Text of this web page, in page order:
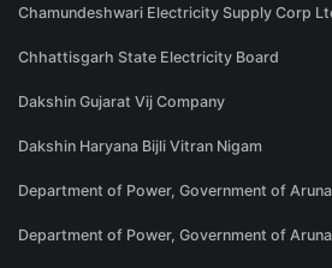
Chamundeshwari Electricity Supply Corp
Chhattisgarh State Electricity Board
Dakshin Gujarat Vij Company
Dakshin Haryana Bijli Vitran Nigam
Department of Power, Government of
Department of Power, Government of